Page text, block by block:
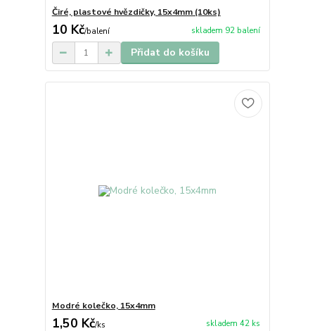
Čiré, plastové hvězdičky, 15x4mm (10ks)
10 Kč/balení skladem 92 balení
Přidat do košíku
Modré kolečko, 15x4mm
1,50 Kč/ks skladem 42 ks